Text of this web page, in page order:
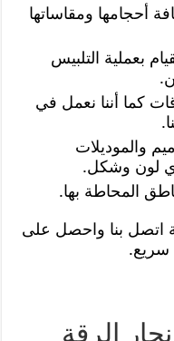
أحجامها ومقاساتها
بعملية التلبيس
كما أننا نعمل في
والموديلات
لون وشكل.
المحاطة بها.
اتصل بنا واحصل على
سريع.
الرقة